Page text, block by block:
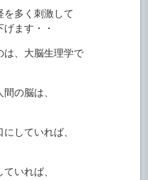
を多く刺激して
ます・・
は、大脳生理学で
の脳は、
していれば、
いれば、